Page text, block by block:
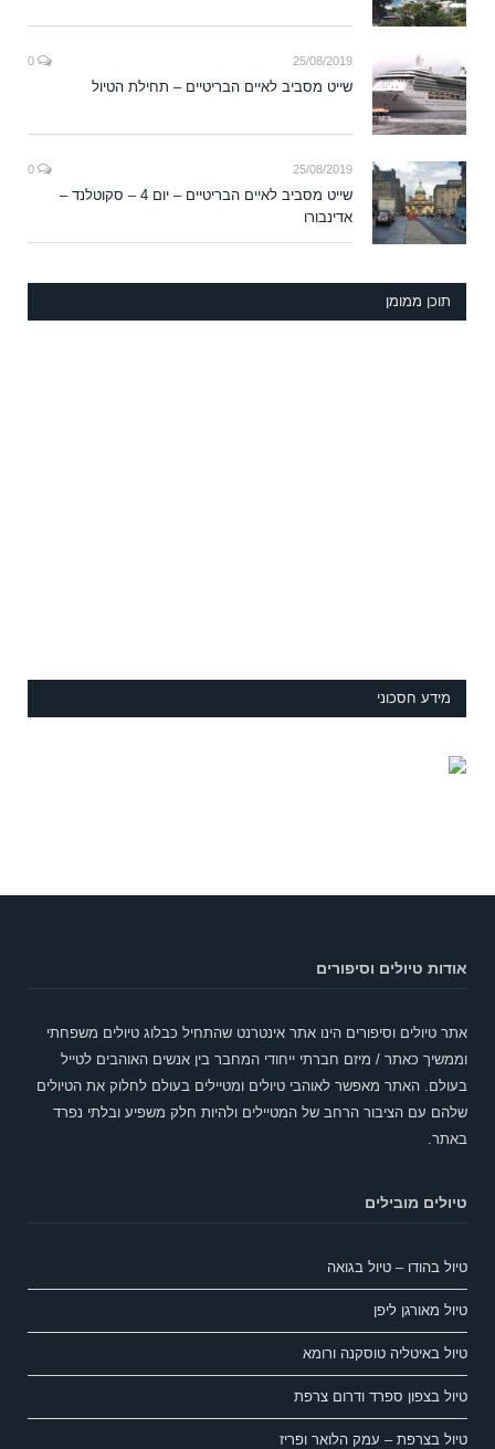
25/08/2019
שייט מסביב לאיים הבריטיים – תחילת הטיול
25/08/2019
שייט מסביב לאיים הבריטיים – יום 4 – סקוטלנד –
אדינבורו
תוכן ממומן
מידע חסכוני
אודות טיולים וסיפורים
אתר טיולים וסיפורים הינו אתר אינטרנט שהתחיל כבלוג טיולים משפחתי
וממשיך כאתר / מיזם חברתי ייחודי המחבר בין אנשים האוהבים לטייל
בעולם. האתר מאפשר לאוהבי טיולים ומטיילים בעולם לחלוק את הטיולים
שלהם עם הציבור הרחב של המטיילים ולהיות חלק משפיע ובלתי נפרד
באתר.
טיולים מובילים
טיול בהודו – טיול בגואה
טיול מאורגן ליפן
טיול באיטליה טוסקנה ורומא
טיול בצפון ספרד ודרום צרפת
טיול בצרפת – עמק הלואר ופריז